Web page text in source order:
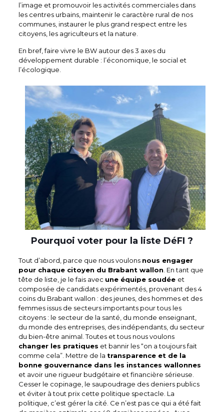
l’image et promouvoir les activités commerciales dans
les centres urbains, maintenir le caractère rural de nos
communes, instaurer le plus grand respect entre les
citoyens, les agriculteurs et la nature.
En bref, faire vivre le BW autour des 3 axes du
développement durable : l’économique, le social et
l’écologique.
Pourquoi voter pour la liste DéFI ?
Tout d’abord, parce que nous voulons nous engager
pour chaque citoyen du Brabant wallon . En tant que
tête de liste, je le fais avec une équipe soudée et
composée de candidats expérimentés, provenant des 4
coins du Brabant wallon : des jeunes, des hommes et des
femmes issus de secteurs importants pour tous les
citoyens : le secteur de la santé, du monde enseignant,
du monde des entreprises, des indépendants, du secteur
du bien-être animal. Toutes et tous nous voulons
changer les pratiques et bannir les “on a toujours fait
comme cela”. Mettre de la transparence et de la
bonne gouvernance dans les instances wallonnes
et avoir une rigueur budgétaire et financière sérieuse.
Cesser le copinage, le saupoudrage des deniers publics
et éviter à tout prix cette politique spectacle. La
politique, c’est gérer la cité. Ce n’est pas ce qui a été fait